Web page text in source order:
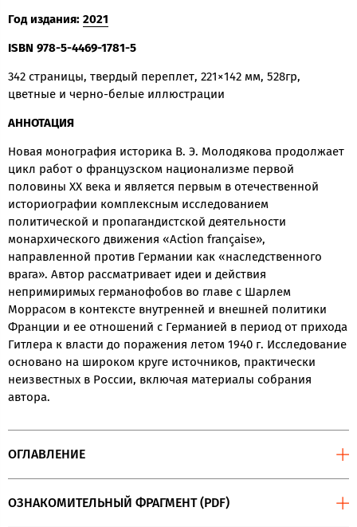
Год издания: 2021
ISBN 978-5-4469-1781-5
342 страницы, твердый переплет, 221×142 мм, 528гр,
цветные и черно-белые иллюстрации
АННОТАЦИЯ
Новая монография историка В. Э. Молодякова продолжает
цикл работ о французском национализме первой
половины ХХ века и является первым в отечественной
историографии комплексным исследованием
политической и пропагандистской деятельности
монархического движения «Action française»,
направленной против Германии как «наследственного
врага». Автор рассматривает идеи и действия
непримиримых германофобов во главе с Шарлем
Моррасом в контексте внутренней и внешней политики
Франции и ее отношений с Германией в период от прихода
Гитлера к власти до поражения летом 1940 г. Исследование
основано на широком круге источников, практически
неизвестных в России, включая материалы собрания
автора.
ОГЛАВЛЕНИЕ
ОЗНАКОМИТЕЛЬНЫЙ ФРАГМЕНТ (PDF)